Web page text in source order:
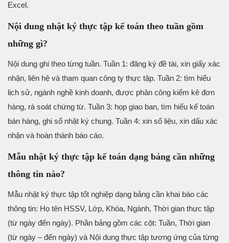
Excel.
Nội dung nhật ký thực tập kế toán theo tuần gồm
những gì?
Nội dung ghi theo từng tuần. Tuần 1: đăng ký đề tài, xin giấy xác
nhận, liên hệ và tham quan công ty thực tập. Tuần 2: tìm hiểu
lịch sử, ngành nghề kinh doanh, được phân công kiểm kê đơn
hàng, rà soát chứng từ. Tuần 3: họp giao ban, tìm hiểu kế toán
bán hàng, ghi sổ nhật ký chung. Tuần 4: xin số liệu, xin dấu xác
nhận và hoàn thành báo cáo.
Mẫu nhật ký thực tập kế toán dạng bảng cần những
thông tin nào?
Mẫu nhật ký thực tập tốt nghiệp dạng bảng cần khai báo các
thông tin: Họ tên HSSV, Lớp, Khóa, Ngành, Thời gian thực tập
(từ ngày đến ngày). Phần bảng gồm các cột: Tuần, Thời gian
(từ ngày – đến ngày) và Nội dung thực tập tương ứng của từng